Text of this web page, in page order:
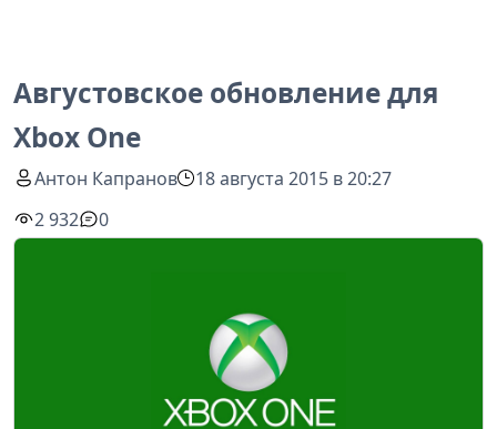
Августовское обновление для
Xbox One
Антон Капранов
18 августа 2015 в 20:27
2 932
0